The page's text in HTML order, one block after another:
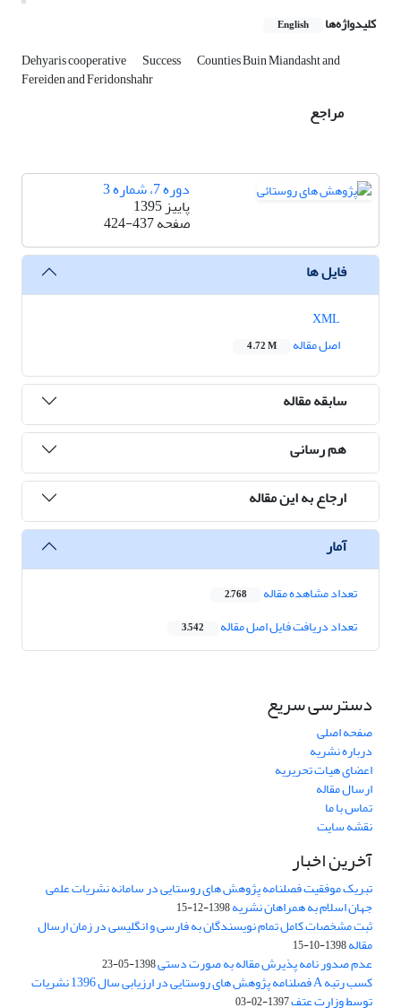
کلیدواژه‌ها English
Dehyaris cooperative Success Counties Buin Miandasht and
Fereiden and Feridonshahr
مراجع
دوره 7، شماره 3
پاییز 1395
صفحه424-437
فایل ها
اصل مقاله
4.72 M
سابقه مقاله
هم رسانی
ارجاع به این مقاله
آمار
تعداد مشاهده مقاله 2,768
تعداد دریافت فایل اصل مقاله 3,542
دسترسی سریع
صفحه اصلی
درباره نشریه
اعضای هیات تحریریه
ارسال مقاله
تماس با ما
نقشه سایت
آخرین اخبار
تبریک موفقیت فصلنامه پژوهش های روستایی در سامانه نشریات علمی
جهان اسلام به همراهان نشریه1398-12-15
ثبت مشخصات کامل تمام نویسندگان به فارسی و انگلیسی در زمان ارسال
مقاله1398-10-15
عدم صدور نامه پذیرش مقاله به صورت دستی1398-05-23
کسب رتبه A فصلنامه پژوهش های روستایی در ارزیابی سال 1396 نشریات
توسط وزارت عتف1397-02-03